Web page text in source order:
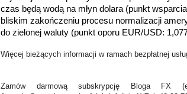
czas będą wodą na młyn dolara (punkt
bliskim zakończeniu procesu normalizacji
do zielonej waluty (punkt oporu EUR/USD:
Więcej bieżących informacji w ramach bezpłatnej
Zamów darmową subskrypcję Bloga FX